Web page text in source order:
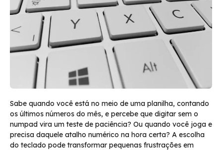
Sabe quando você está no meio de uma planilha, contando
os últimos números do mês, e percebe que digitar sem o
numpad vira um teste de paciência? Ou quando você joga e
precisa daquele atalho numérico na hora certa? A escolha
do teclado pode transformar pequenas frustrações em